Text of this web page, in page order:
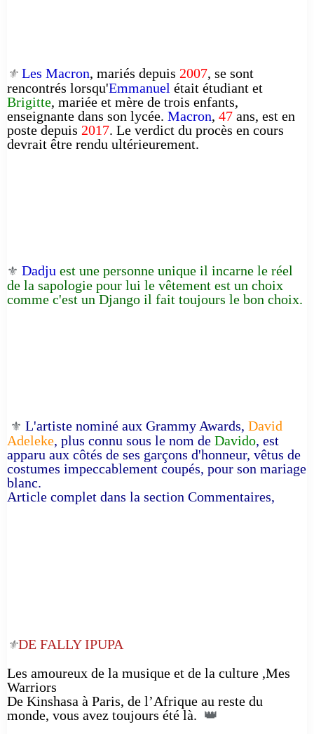
⚜️ Les Macron, mariés depuis 2007, se sont
rencontrés lorsqu'Emmanuel était étudiant et
Brigitte, mariée et mère de trois enfants,
enseignante dans son lycée. Macron, 47 ans, est en
poste depuis 2017. Le verdict du procès en cours
devrait être rendu ultérieurement.
⚜️ Dadju est une personne unique il incarne le réel
de la sapologie pour lui le vêtement est un choix
comme c'est un Django il fait toujours le bon choix.
⚜️ L'artiste nominé aux Grammy Awards, David
Adeleke, plus connu sous le nom de Davido, est
apparu aux côtés de ses garçons d'honneur, vêtus de
costumes impeccablement coupés, pour son mariage
blanc.
Article complet dans la section Commentaires,
⚜️DE FALLY IPUPA
Les amoureux de la musique et de la culture ,Mes
Warriors
De Kinshasa à Paris, de l’Afrique au reste du
monde, vous avez toujours été là. 👑